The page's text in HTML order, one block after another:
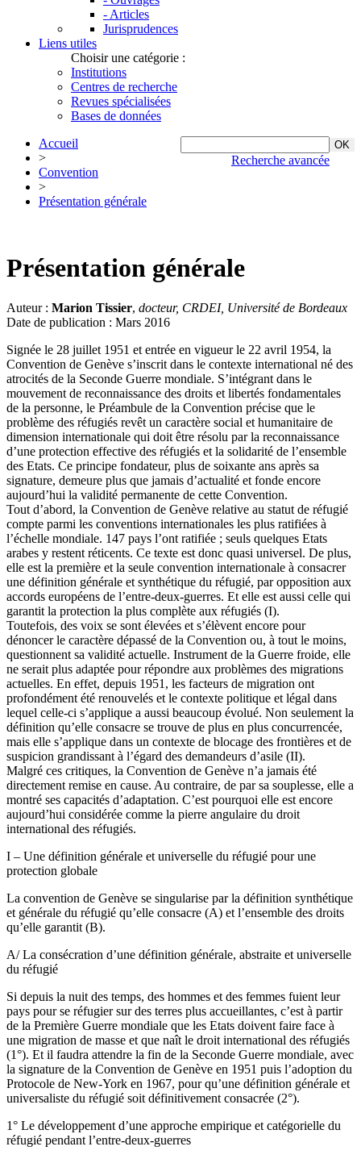
- Articles
Jurisprudences
Liens utiles
Choisir une catégorie :
Institutions
Centres de recherche
Revues spécialisées
Bases de données
Recherche avancée
Accueil
>
Convention
>
Présentation générale
Présentation générale
Auteur : Marion Tissier, docteur, CRDEI, Université de Bordeaux
Date de publication : Mars 2016
Signée le 28 juillet 1951 et entrée en vigueur le 22 avril 1954, la
Convention de Genève s’inscrit dans le contexte international né des
atrocités de la Seconde Guerre mondiale. S’intégrant dans le
mouvement de reconnaissance des droits et libertés fondamentales
de la personne, le Préambule de la Convention précise que le
problème des réfugiés revêt un caractère social et humanitaire de
dimension internationale qui doit être résolu par la reconnaissance
d’une protection effective des réfugiés et la solidarité de l’ensemble
des Etats. Ce principe fondateur, plus de soixante ans après sa
signature, demeure plus que jamais d’actualité et fonde encore
aujourd’hui la validité permanente de cette Convention.
Tout d’abord, la Convention de Genève relative au statut de réfugié
compte parmi les conventions internationales les plus ratifiées à
l’échelle mondiale. 147 pays l’ont ratifiée ; seuls quelques Etats
arabes y restent réticents. Ce texte est donc quasi universel. De plus,
elle est la première et la seule convention internationale à consacrer
une définition générale et synthétique du réfugié, par opposition aux
accords européens de l’entre-deux-guerres. Et elle est aussi celle qui
garantit la protection la plus complète aux réfugiés (I).
Toutefois, des voix se sont élevées et s’élèvent encore pour
dénoncer le caractère dépassé de la Convention ou, à tout le moins,
questionnent sa validité actuelle. Instrument de la Guerre froide, elle
ne serait plus adaptée pour répondre aux problèmes des migrations
actuelles. En effet, depuis 1951, les facteurs de migration ont
profondément été renouvelés et le contexte politique et légal dans
lequel celle-ci s’applique a aussi beaucoup évolué. Non seulement la
définition qu’elle consacre se trouve de plus en plus concurrencée,
mais elle s’applique dans un contexte de blocage des frontières et de
suspicion grandissant à l’égard des demandeurs d’asile (II).
Malgré ces critiques, la Convention de Genève n’a jamais été
directement remise en cause. Au contraire, de par sa souplesse, elle a
montré ses capacités d’adaptation. C’est pourquoi elle est encore
aujourd’hui considérée comme la pierre angulaire du droit
international des réfugiés.
I – Une définition générale et universelle du réfugié pour une
protection globale
La convention de Genève se singularise par la définition synthétique
et générale du réfugié qu’elle consacre (A) et l’ensemble des droits
qu’elle garantit (B).
A/ La consécration d’une définition générale, abstraite et universelle
du réfugié
Si depuis la nuit des temps, des hommes et des femmes fuient leur
pays pour se réfugier sur des terres plus accueillantes, c’est à partir
de la Première Guerre mondiale que les Etats doivent faire face à
une migration de masse et que naît le droit international des réfugiés
(1°). Et il faudra attendre la fin de la Seconde Guerre mondiale, avec
la signature de la Convention de Genève en 1951 puis l’adoption du
Protocole de New-York en 1967, pour qu’une définition générale et
universaliste du réfugié soit définitivement consacrée (2°).
1° Le développement d’une approche empirique et catégorielle du
réfugié pendant l’entre-deux-guerres